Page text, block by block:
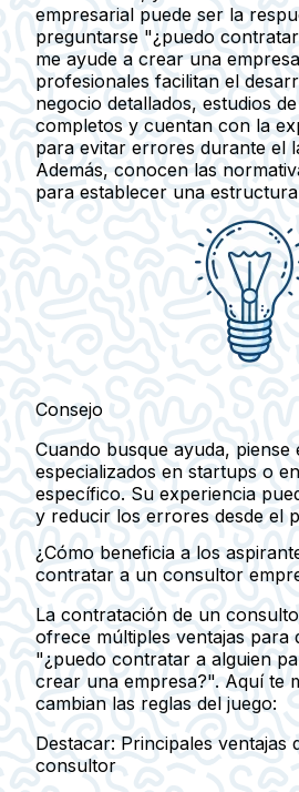
empresarial puede ser la
preguntarse "¿puedo
me ayude a crear una
profesionales facilitan el
negocio detallados, estudios
completos y cuentan con la
para evitar errores durante el
Además, conocen las
para establecer una
Consejo
Cuando busque ayuda, piense
especializados en startups o
específico. Su experiencia
y reducir los errores desde el
¿Cómo beneficia a los
contratar a un consultor
La contratación de un
ofrece múltiples ventajas para
"¿puedo contratar a alguien
crear una empresa?". Aquí te
cambian las reglas del juego:
Destacar: Principales ventajas
consultor